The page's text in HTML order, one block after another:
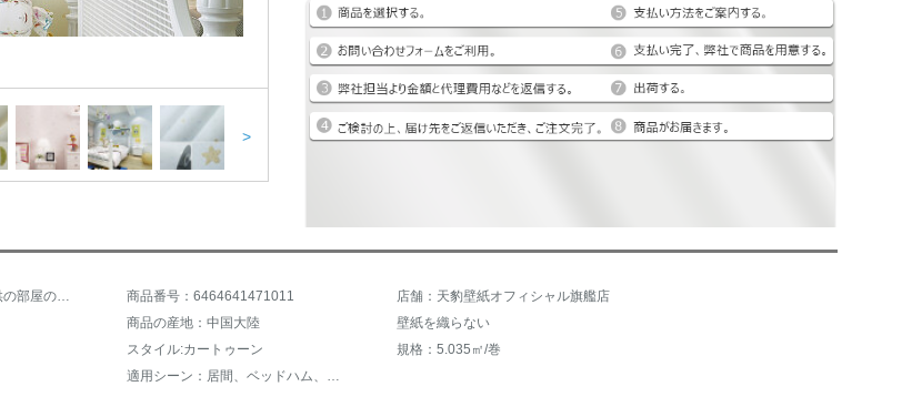
>
商品名称：星と月の子供の部屋の壁紙青い夜空を織らない男の子の部屋のベッドムの漫画の王女の壁紙の黄色の68063 商品番号：6464641471011
店舗：天豹壁紙オフィシャル旗艦店
商品の産地：中国大陸
壁紙を織らない
スタイル:カートゥーン
規格：5.035㎡/巻
適用シーン：居間、ベッドハム、キッズルーム